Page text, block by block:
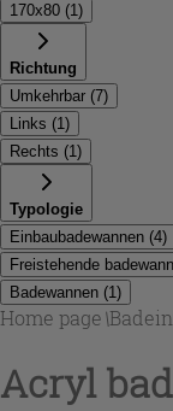
170x80 (1)
Richtung
Umkehrbar (7)
Links (1)
Rechts (1)
Typologie
Einbaubadewannen (4)
Freistehende
Badewannen (1)
Home page\
Acryl